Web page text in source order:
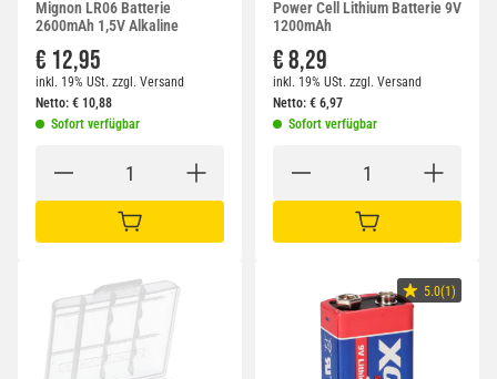
Mignon LR06 Batterie
2600mAh 1,5V Alkaline
€ 12,95
inkl. 19% USt. zzgl. Versand
Netto: € 10,88
Sofort verfügbar
IN DEN WARENKORB
Power Cell Lithium Batterie 9V
1200mAh
€ 8,29
inkl. 19% USt. zzgl. Versand
Netto: € 6,97
Sofort verfügbar
IN DEN WARENKORB
5.0(1)